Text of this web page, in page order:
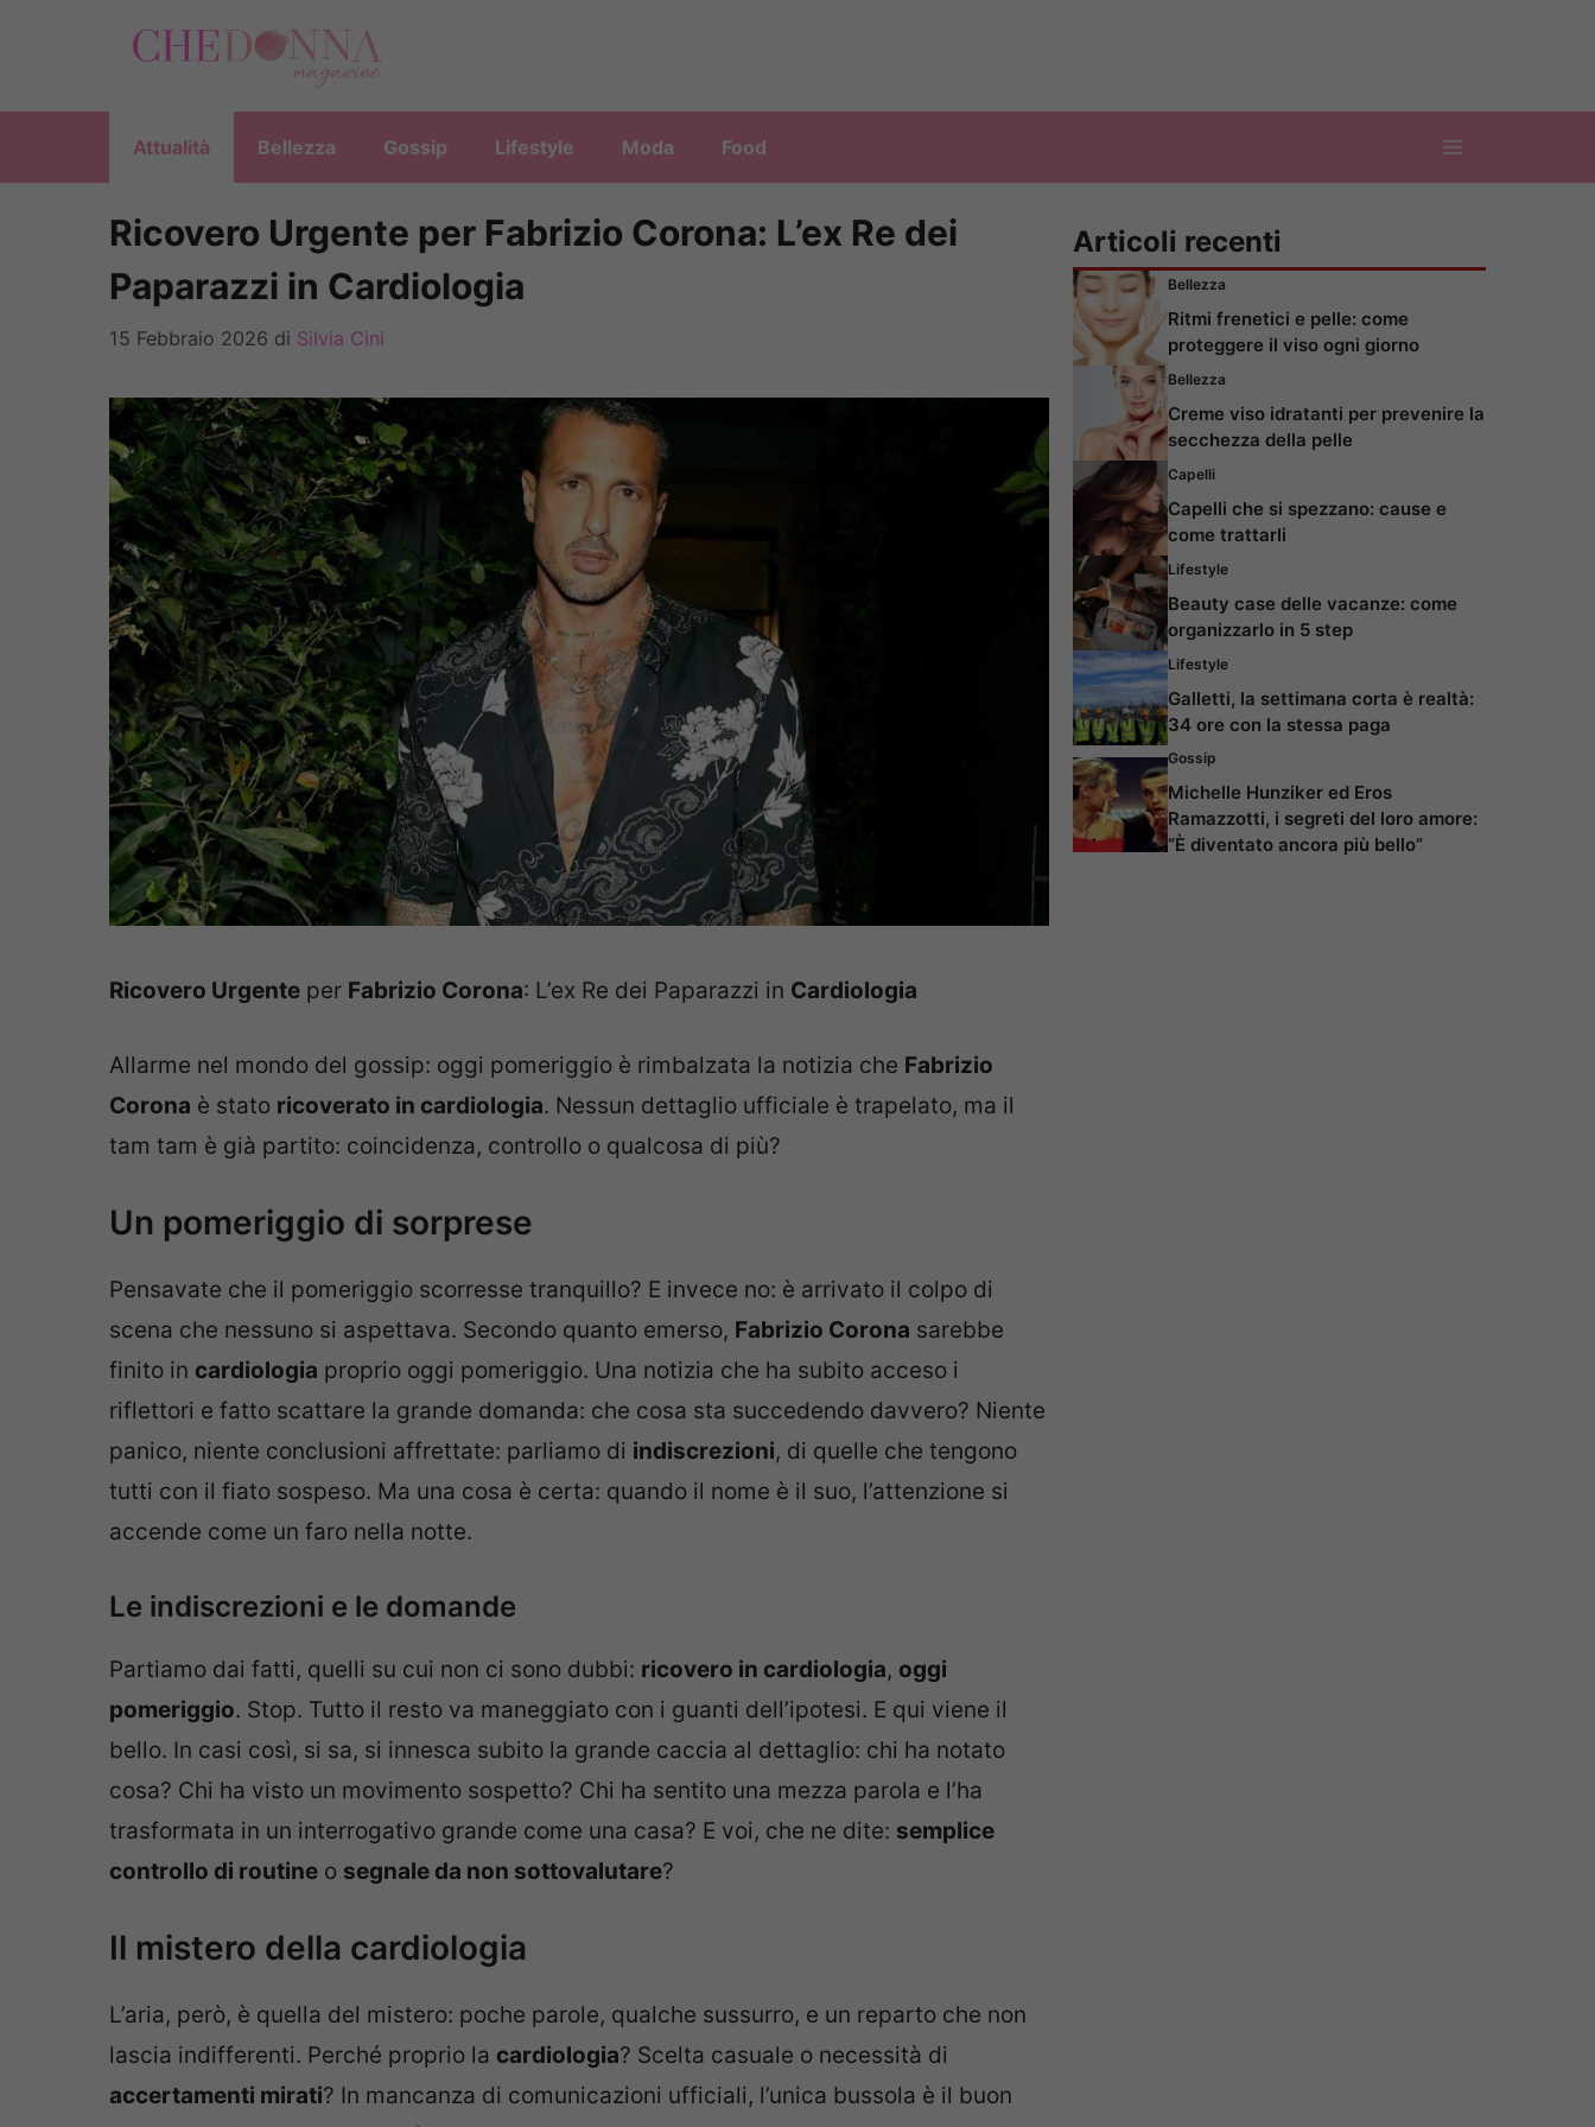
Attualità Bellezza Gossip Lifestyle Moda Food
Ricovero Urgente per Fabrizio Corona: L’ex Re dei
Paparazzi in Cardiologia
15 Febbraio 2026 di Silvia Cini
Ricovero Urgente per Fabrizio Corona: L’ex Re dei Paparazzi in Cardiologia
Allarme nel mondo del gossip: oggi pomeriggio è rimbalzata la notizia che Fabrizio
Corona è stato ricoverato in cardiologia. Nessun dettaglio ufficiale è trapelato, ma il
tam tam è già partito: coincidenza, controllo o qualcosa di più?
Un pomeriggio di sorprese
Pensavate che il pomeriggio scorresse tranquillo? E invece no: è arrivato il colpo di
scena che nessuno si aspettava. Secondo quanto emerso, Fabrizio Corona sarebbe
finito in cardiologia proprio oggi pomeriggio. Una notizia che ha subito acceso i
riflettori e fatto scattare la grande domanda: che cosa sta succedendo davvero? Niente
panico, niente conclusioni affrettate: parliamo di indiscrezioni, di quelle che tengono
tutti con il fiato sospeso. Ma una cosa è certa: quando il nome è il suo, l’attenzione si
accende come un faro nella notte.
Le indiscrezioni e le domande
Partiamo dai fatti, quelli su cui non ci sono dubbi: ricovero in cardiologia, oggi
pomeriggio. Stop. Tutto il resto va maneggiato con i guanti dell’ipotesi. E qui viene il
bello. In casi così, si sa, si innesca subito la grande caccia al dettaglio: chi ha notato
cosa? Chi ha visto un movimento sospetto? Chi ha sentito una mezza parola e l’ha
trasformata in un interrogativo grande come una casa? E voi, che ne dite: semplice
controllo di routine o segnale da non sottovalutare?
Il mistero della cardiologia
L’aria, però, è quella del mistero: poche parole, qualche sussurro, e un reparto che non
lascia indifferenti. Perché proprio la cardiologia? Scelta casuale o necessità di
accertamenti mirati? In mancanza di comunicazioni ufficiali, l’unica bussola è il buon
Articoli recenti
Bellezza
Ritmi frenetici e pelle: come
proteggere il viso ogni giorno
Bellezza
Creme viso idratanti per prevenire la
secchezza della pelle
Capelli
Capelli che si spezzano: cause e
come trattarli
Lifestyle
Beauty case delle vacanze: come
organizzarlo in 5 step
Lifestyle
Galletti, la settimana corta è realtà:
34 ore con la stessa paga
Gossip
Michelle Hunziker ed Eros
Ramazzotti, i segreti del loro amore:
“È diventato ancora più bello”